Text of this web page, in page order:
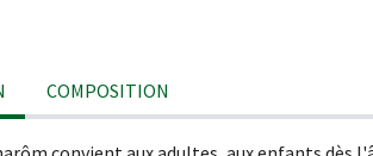
COMPOSITION